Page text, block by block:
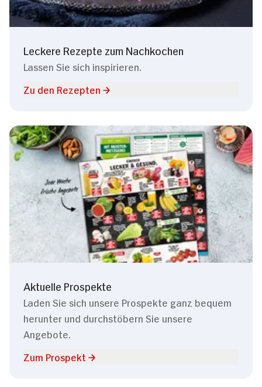
Leckere Rezepte zum Nachkochen
Lassen Sie sich inspirieren.
Zu den Rezepten
Aktuelle Prospekte
Laden Sie sich unsere Prospekte ganz bequem
herunter und durchstöbern Sie unsere
Angebote.
Zum Prospekt